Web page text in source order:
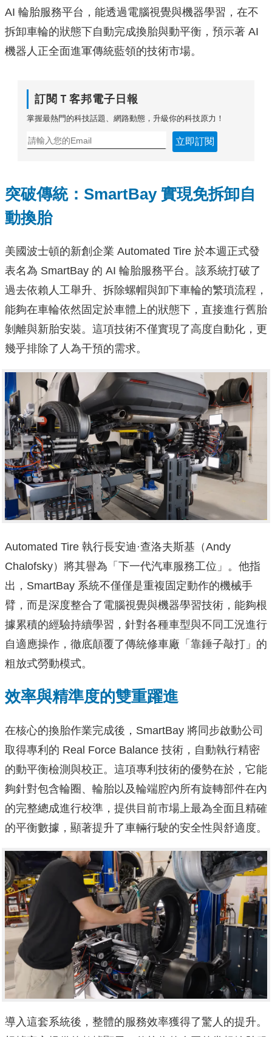
AI 輪胎服務平台，能透過電腦視覺與機器學習，在不
拆卸車輪的狀態下自動完成換胎與動平衡，預示著 AI
機器人正全面進軍傳統藍領的技術市場。
訂閱Ｔ客邦電子日報
掌握最熱門的科技話題、網路動態，升級你的科技原力！
立即訂閱
突破傳統：SmartBay 實現免拆卸自
動換胎
美國波士頓的新創企業 Automated Tire 於本週正式發
表名為 SmartBay 的 AI 輪胎服務平台。該系統打破了
過去依賴人工舉升、拆除螺帽與卸下車輪的繁瑣流程，
能夠在車輪依然固定於車體上的狀態下，直接進行舊胎
剝離與新胎安裝。這項技術不僅實現了高度自動化，更
幾乎排除了人為干預的需求。
Automated Tire 執行長安迪·查洛夫斯基（Andy
Chalofsky）將其譽為「下一代汽車服務工位」。他指
出，SmartBay 系統不僅僅是重複固定動作的機械手
臂，而是深度整合了電腦視覺與機器學習技術，能夠根
據累積的經驗持續學習，針對各種車型與不同工況進行
自適應操作，徹底顛覆了傳統修車廠「靠錘子敲打」的
粗放式勞動模式。
效率與精準度的雙重躍進
在核心的換胎作業完成後，SmartBay 將同步啟動公司
取得專利的 Real Force Balance 技術，自動執行精密
的動平衡檢測與校正。這項專利技術的優勢在於，它能
夠針對包含輪圈、輪胎以及輪端腔內所有旋轉部件在內
的完整總成進行校準，提供目前市場上最為全面且精確
的平衡數據，顯著提升了車輛行駛的安全性與舒適度。
導入這套系統後，整體的服務效率獲得了驚人的提升。